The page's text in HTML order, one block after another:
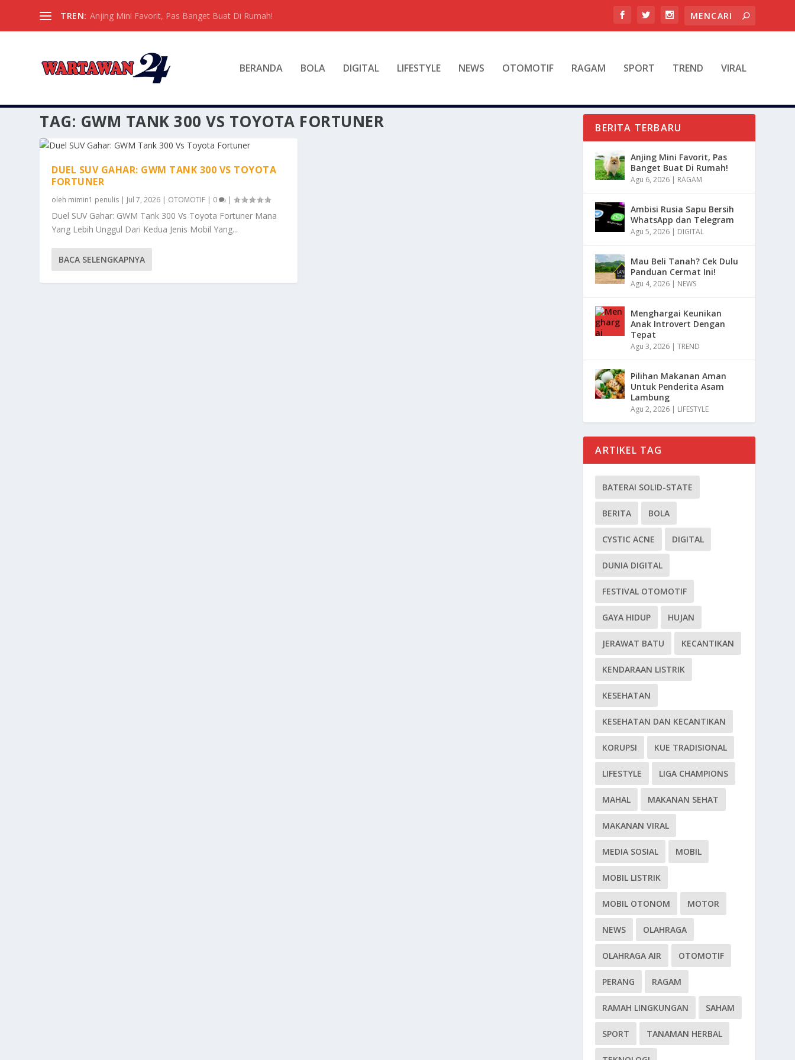
TREN: Anjing Mini Favorit, Pas Banget Buat Di Rumah!
BERANDA BOLA DIGITAL LIFESTYLE NEWS OTOMOTIF RAGAM SPORT TREND VIRAL
TAG: GWM TANK 300 VS TOYOTA FORTUNER
DUEL SUV GAHAR: GWM TANK 300 VS TOYOTA
FORTUNER
oleh mimin1 penulis | Jul 7, 2026 | OTOMOTIF | 0 |
Duel SUV Gahar: GWM Tank 300 Vs Toyota Fortuner Mana
Yang Lebih Unggul Dari Kedua Jenis Mobil Yang...
BACA SELENGKAPNYA
BERITA TERBARU
Anjing Mini Favorit, Pas
Banget Buat Di Rumah!
Agu 6, 2026 | RAGAM
Ambisi Rusia Sapu Bersih
WhatsApp dan Telegram
Agu 5, 2026 | DIGITAL
Mau Beli Tanah? Cek Dulu
Panduan Cermat Ini!
Agu 4, 2026 | NEWS
Menghargai Keunikan
Anak Introvert Dengan
Tepat
Agu 3, 2026 |TREND
Pilihan Makanan Aman
Untuk Penderita Asam
Lambung
Agu 2, 2026 | LIFESTYLE
ARTIKEL TAG
BATERAI SOLID-STATE
BERITA BOLA
CYSTIC ACNE DIGITAL
DUNIA DIGITAL
FESTIVAL OTOMOTIF
GAYA HIDUP HUJAN
JERAWAT BATU KECANTIKAN
KENDARAAN LISTRIK
KESEHATAN
KESEHATAN DAN KECANTIKAN
KORUPSI KUE TRADISIONAL
LIFESTYLE LIGA CHAMPIONS
MAHAL MAKANAN SEHAT
MAKANAN VIRAL
MEDIA SOSIAL MOBIL
MOBIL LISTRIK
MOBIL OTONOM MOTOR
NEWS OLAHRAGA
OLAHRAGA AIR OTOMOTIF
PERANG RAGAM
RAMAH LINGKUNGAN SAHAM
SPORT TANAMAN HERBAL